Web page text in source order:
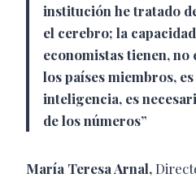
institución he tratado
el cerebro; la
economistas tienen,
los países miembros,
inteligencia, es
de los números”
María Teresa Arnal,